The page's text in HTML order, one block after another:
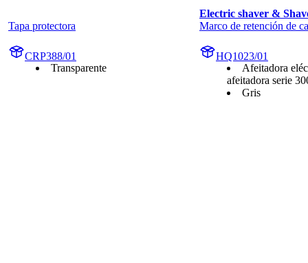
Tapa protectora
CRP388/01
Transparente
Electric shaver &
Marco de retención de
HQ1023/01
Afeitadora
afeitadora serie
Gris